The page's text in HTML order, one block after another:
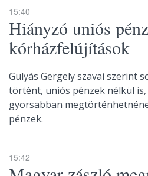
15:40
Hiányzó uniós
kórházfelújítások
Gulyás Gergely szavai szerint
történt, uniós pénzek nélkül
gyorsabban
pénzek.
15:42